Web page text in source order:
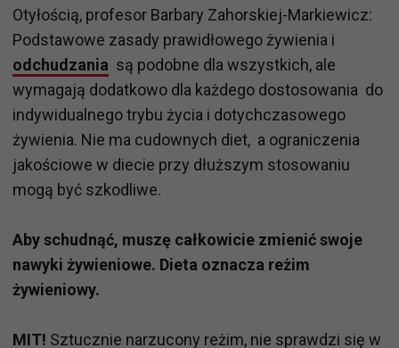
Otyłością, profesor Barbary Zahorskiej-Markiewicz:
Podstawowe zasady prawidłowego żywienia i
odchudzania są podobne dla wszystkich, ale
wymagają dodatkowo dla każdego dostosowania do
indywidualnego trybu życia i dotychczasowego
żywienia. Nie ma cudownych diet, a ograniczenia
jakościowe w diecie przy dłuższym stosowaniu
mogą być szkodliwe.
Aby schudnąć, muszę całkowicie zmienić swoje
nawyki żywieniowe. Dieta oznacza reżim
żywieniowy.
MIT! Sztucznie narzucony reżim, nie sprawdzi się w